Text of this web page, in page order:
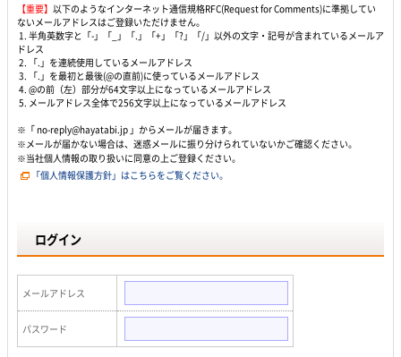
【重要】 以下のようなインターネット通信規格RFC(Request for Comments)に準拠してい
ないメールアドレスはご登録いただけません。
1. 半角英数字と「-」「_」「.」「+」「?」「/」以外の文字・記号が含まれているメールア
ドレス
2. 「.」を連続使用しているメールアドレス
3. 「.」を最初と最後(@の直前)に使っているメールアドレス
4. @の前（左）部分が64文字以上になっているメールアドレス
5. メールアドレス全体で256文字以上になっているメールアドレス
※「 no-reply@hayatabi.jp 」からメールが届きます。
※メールが届かない場合は、迷惑メールに振り分けられていないかご確認ください。
※当社個人情報の取り扱いに同意の上ご登録ください。
「個人情報保護方針」はこちらをご覧ください。
ログイン
メールアドレス
パスワード